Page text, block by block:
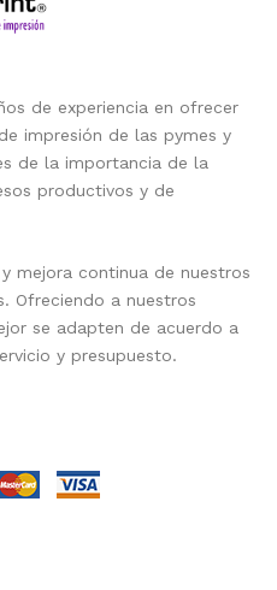
de experiencia en ofrecer
impresión de las pymes y
de la importancia de la
productivos y de
mejora continua de nuestros
Ofreciendo a nuestros
se adapten de acuerdo a
y presupuesto.